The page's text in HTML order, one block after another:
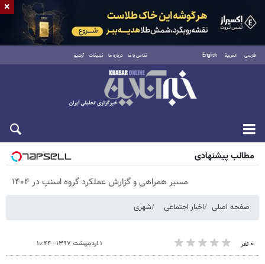
فارسی العربية English تماس با ما درباره ما تبلیغات آرشیو
جمعه ۱۶ مرداد ۱۴۰۵
مطالب پیشنهادی
مسیر همراهی و گزارش عملکرد گروه اسنپ در ۱۴۰۴
صفحه اصلی اخبار اجتماعی شهری
۰ نفر ۱ اردیبهشت ۱۳۹۷ - ۱۰:۴۴
×